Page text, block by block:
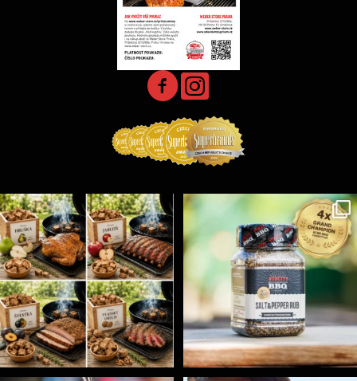
Udící špalíky - BORN TO SMOKE - různé druhy k...
5 0
Koření Suncity – autentická BBQ chuť u vás doma!...
1 0